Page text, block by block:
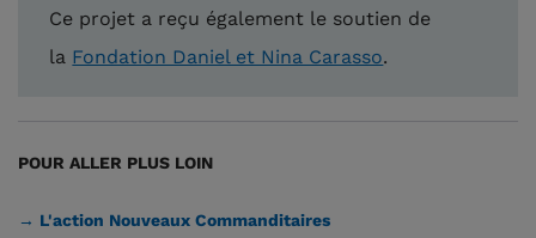
Ce projet a reçu également le soutien de
la Fondation Daniel et Nina Carasso.
POUR ALLER PLUS LOIN
→ L'action Nouveaux Commanditaires